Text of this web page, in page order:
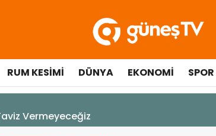
RUM KESIMI DÜNYA EKONOMI SPOR
açılışında fenalaşarak hastaneye kaldırıldı